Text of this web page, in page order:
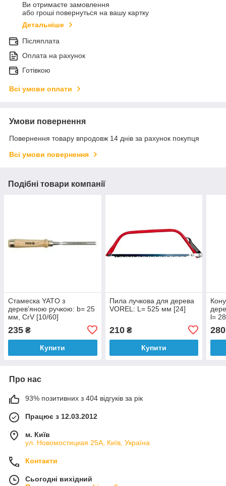
Ви отримаєте замовлення
або гроші повернуться на вашу картку
Детальніше
Післяплата
Оплата на рахунок
Готівкою
Всі умови оплати
Умови повернення
Повернення товару впродовж 14 днів за рахунок покупця
Всі умови повернення
Подібні товари компанії
Стамеска YATO з
дерев’яною ручкою: b= 25
мм, CrV [10/60]
235 ₴
Купити
Пила лучкова для дерева
VOREL: L= 525 мм [24]
210₴
Купити
l=
280
Про нас
93% позитивних з 404 відгуків за рік
Працює з 12.03.2012
м. Київ
ул. Новомостицкая 25А, Київ, Україна
Контакти
Сьогодні вихідний